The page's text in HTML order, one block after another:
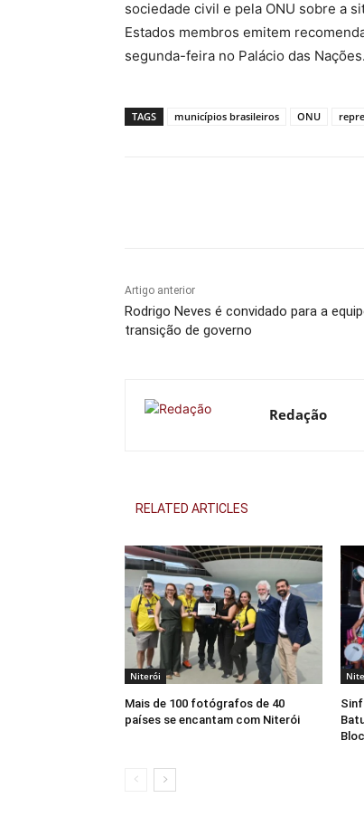
sociedade civil e pela ONU sobre a
Estados membros emitem
segunda-feira no Palácio das Nações.
TAGS municípios brasileiros ONU
Artigo anterior
Rodrigo Neves é convidado para a
transição de governo
Redação
RELATED ARTICLES
Niterói
Mais de 100 fotógrafos de 40
países se encantam com Niterói